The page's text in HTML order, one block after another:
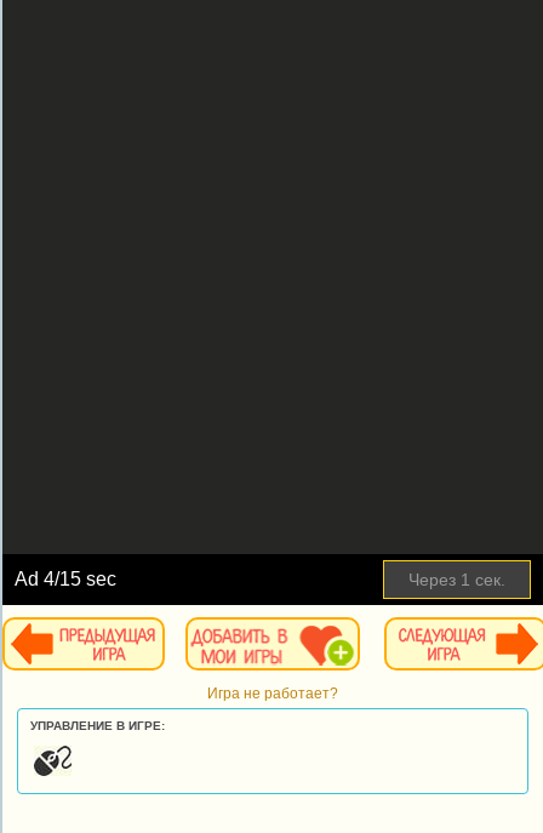
Ad4/15 sec Через 1 сек.
Игра не работает?
УПРАВЛЕНИЕ В ИГРЕ: